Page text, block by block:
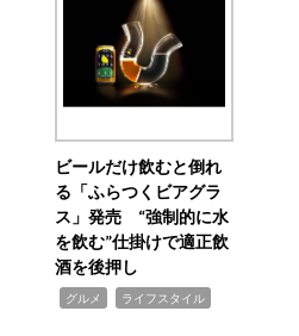
ビールだけ飲むと倒れ
る「ふらつくビアグラ
ス」発売 “強制的に水
を飲む”仕掛けで適正飲
酒を後押し
グルメ ライフスタイル